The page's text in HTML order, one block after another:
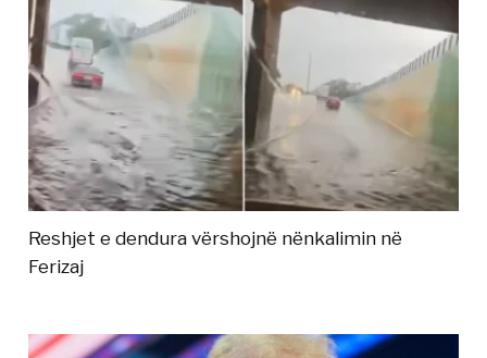
Reshjet e dendura vërshojnë nënkalimin në
Ferizaj